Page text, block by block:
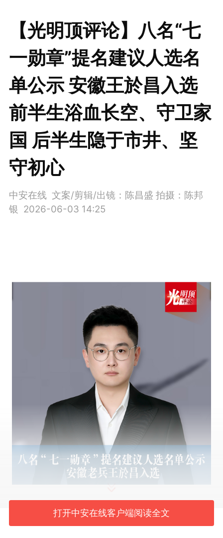
【光明顶评论】八名“七
一勋章”提名建议人选名
单公示 安徽王於昌入选
前半生浴血长空、守卫家
国 后半生隐于市井、坚
守初心
中安在线 文案/剪辑/出镜：陈昌盛 拍摄：陈邦
银 2026-06-03 14:25
打开中安在线客户端阅读全文